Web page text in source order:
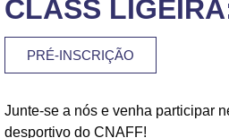
CLASS
PRÉ-INSCRIÇÃO
Junte-se a nós e venha participar
desportivo do CNAFF!